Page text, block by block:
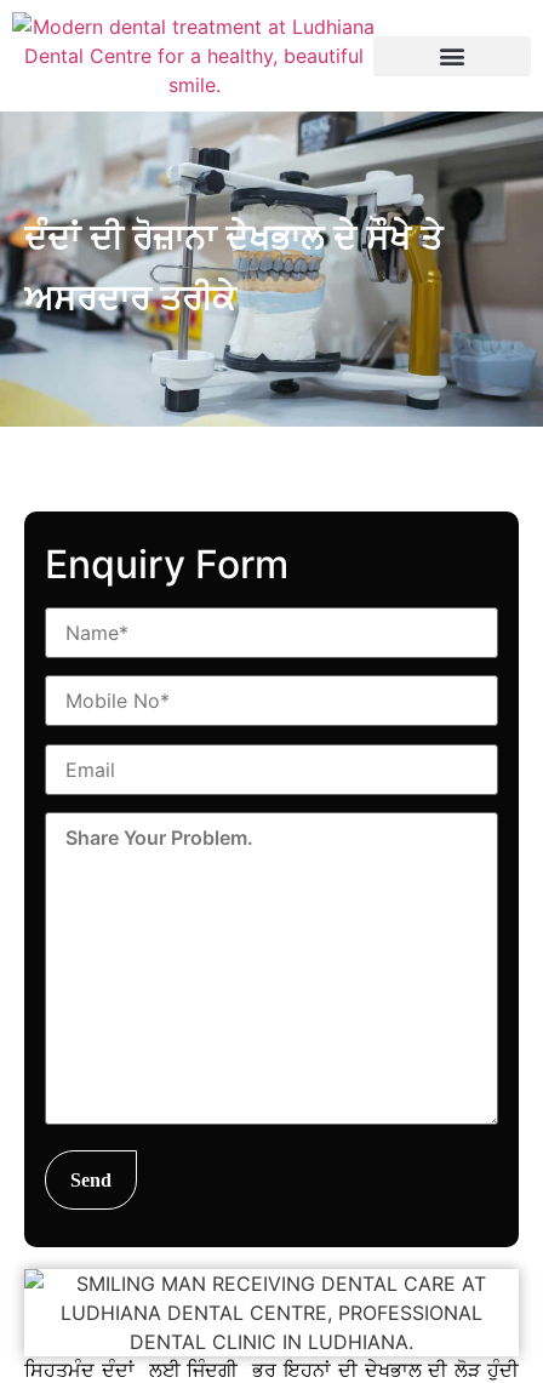
ਦੰਦਾਂ ਦੀ ਰੋਜ਼ਾਨਾ ਦੇਖਭਾਲ ਦੇ ਸੌਖੇ ਤੇ
ਅਸਰਦਾਰ ਤਰੀਕੇ
Enquiry Form
ਸਿਹਤਮੰਦ ਦੰਦਾਂ ਲਈ ਜਿੰਦਗੀ ਭਰ ਇਹਨਾਂ ਦੀ ਦੇਖਭਾਲ ਦੀ ਲੋੜ ਹੁੰਦੀ